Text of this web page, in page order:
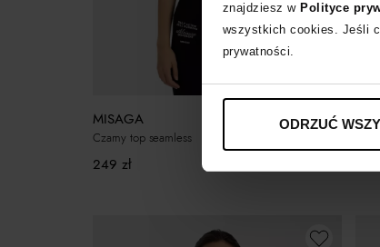
znajdziesz w Polityce
wszystkich cookies. Jeśli
prywatności.
ODRZUĆ
MISAGA
Czarny top seamless
249 zł